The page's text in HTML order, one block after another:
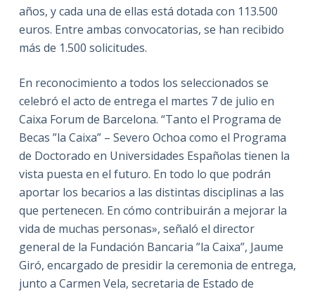
años, y cada una de ellas está dotada con 113.500
euros. Entre ambas convocatorias, se han recibido
más de 1.500 solicitudes.
En reconocimiento a todos los seleccionados se
celebró el acto de entrega el martes 7 de julio en
Caixa Forum de Barcelona. “Tanto el Programa de
Becas ”la Caixa” – Severo Ochoa como el Programa
de Doctorado en Universidades Españolas tienen la
vista puesta en el futuro. En todo lo que podrán
aportar los becarios a las distintas disciplinas a las
que pertenecen. En cómo contribuirán a mejorar la
vida de muchas personas», señaló el director
general de la Fundación Bancaria ”la Caixa”, Jaume
Giró, encargado de presidir la ceremonia de entrega,
junto a Carmen Vela, secretaria de Estado de